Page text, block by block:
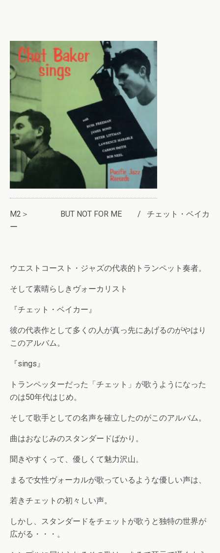
M2＞ BUT NOT FOR ME / チェット・ベイカ
ー
ウエストコースト・ジャズの代表的トランペット奏者。
そして素晴らしきヴォーカリスト
『チェット・ベイカー』
彼の代表作として多くの人が真っ先にあげるのがやはり
このアルバム。
『sings』
トランペッターだった「チェット」が歌うようになった
のは50年代はじめ。
そして歌手としての名声を確立したのがこのアルバム。
曲はおなじみのスタンダードばかり。
聞きやすくって、優しくて魅力沢山。
まるで女性ヴォーカルが歌っているような優しい声は、
若きチェットの初々しい声。
しかし、スタンダードをチェットが歌うと独特の世界が
広がる・・・。